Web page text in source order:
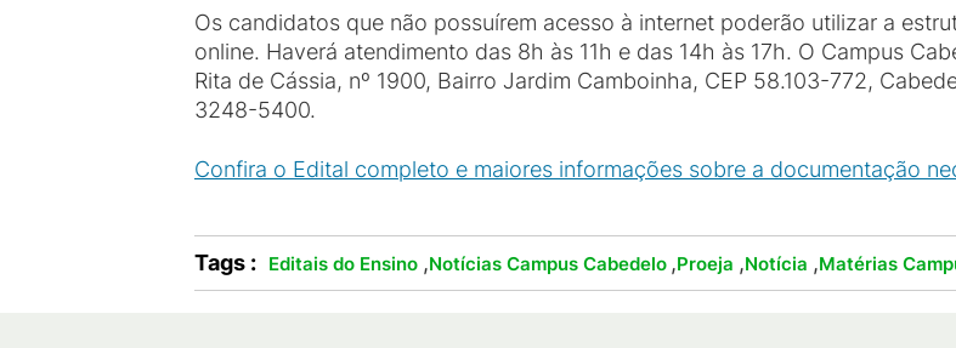
Os candidatos que não possuírem acesso à internet poderão utilizar a
online. Haverá atendimento das 8h às 11h e das 14h às 17h. O Campus
Rita de Cássia, nº 1900, Bairro Jardim Camboinha, CEP 58.103-772,
3248-5400.
Confira o Edital completo e maiores informações sobre a documentação
Tags : Editais do Ensino ,Notícias Campus Cabedelo ,Proeja ,Notícia ,Matérias